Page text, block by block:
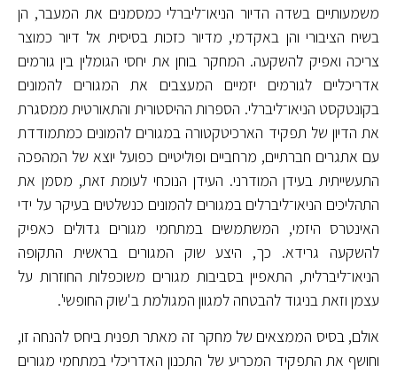
משמעותיים בשדה הדיור הניאו־ליברלי כמסמנים את המעבר, הן
בשיח הציבורי והן באקדמי, מדיור כזכות בסיסית אל דיור כמוצר
צריכה ואפיק להשקעה. המחקר בוחן את יחסי הגומלין בין גורמים
אדריכליים לגורמים יזמיים המעצבים את המגורים להמונים
בקונטקסט הניאו־ליברלי. הספרות ההיסטורית והתאורטית ממסגרת
את הדיון של תפקיד הארכיטקטורה במגורים להמונים כמתמודדת
עם אתגרים חברתיים, מרחביים ופוליטיים כפועל יוצא של המהפכה
התעשייתית בעידן המודרני. העידן הנוכחי לעומת זאת, מסמן את
התהליכים הניאו־ליברלים במגורים להמונים כנשלטים בעיקר על ידי
האינטרס היזמי, המשתמשים במתחמי מגורים גדולים כאפיק
להשקעה גרידא. כך, היצע שוק המגורים בראשית התקופה
הניאו־ליברלית, התאפיין בסביבות מגורים משוכפלות החוזרות על
עצמן וזאת בניגוד להבטחה למגוון המגולמת ב'שוק החופשי'.
אולם, בסיס הממצאים של מחקר זה מאתר תפנית ביחס להנחה זו,
וחושף את התפקיד המכריע של התכנון האדריכלי במתחמי מגורים